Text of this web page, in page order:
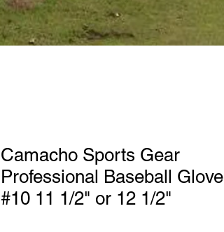
Camacho Sports Gear
Professional Baseball Glove
#10 11 1/2" or 12 1/2"